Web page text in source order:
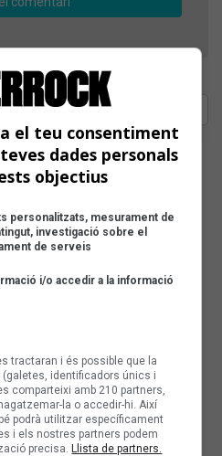
el teu consentiment
dades personals
objectius
personalitzats, mesurament de
investigació sobre el
de serveis
i/o accedir a la informació
tractaran i és possible que la
identificadors únics i
comparteixi amb 210 partners,
la o accedir-hi. Així
podrà utilitzar específicament
i els nostres partners podem
precisa.Llista de partners.